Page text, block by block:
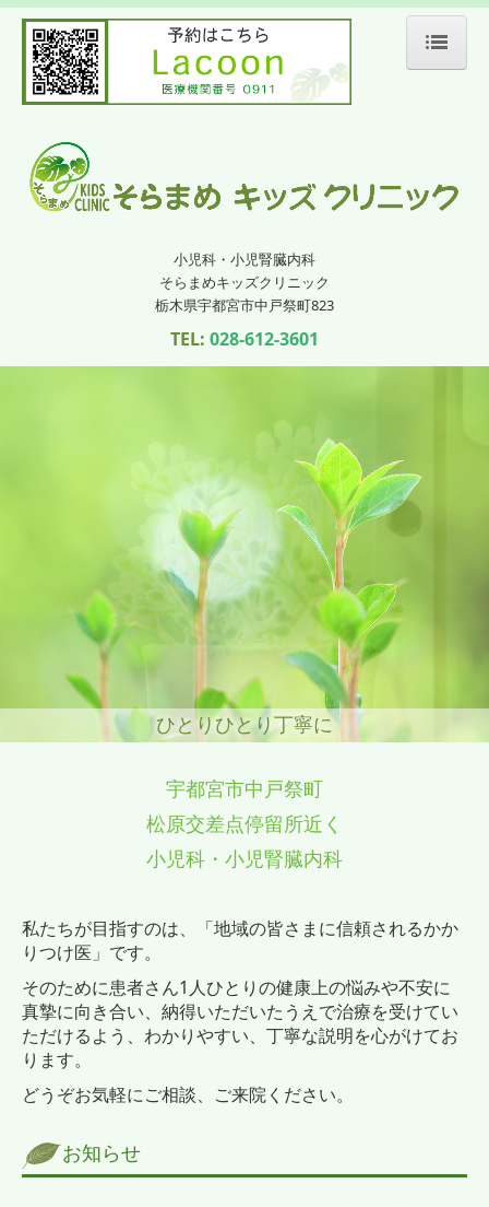
ホーム
院長紹介
診療のご案内
施設・設備のご案内小児科・小児腎臓内科
そらまめキッズクリニック
栃木県宇都宮市中戸祭町823
TEL: 028-612-3601
ひとりひとり丁寧に
宇都宮市中戸祭町
松原交差点停留所近く
小児科・小児腎臓内科
私たちが目指すのは、「地域の皆さまに信頼されるかか
りつけ医」です。
そのために患者さん1人ひとりの健康上の悩みや不安に
真摯に向き合い、納得いただいたうえで治療を受けてい
ただけるよう、わかりやすい、丁寧な説明を心がけてお
ります。
どうぞお気軽にご相談、ご来院ください。
お知らせ